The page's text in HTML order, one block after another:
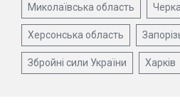
Миколаївська область
Херсонська область
Збройні сили України Харків